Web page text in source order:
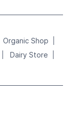
Organic Shop
Dairy Store